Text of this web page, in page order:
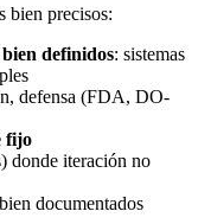
bien precisos:
definidos: sistemas
defensa (FDA, DO-
fijo
donde iteración no
bien documentados